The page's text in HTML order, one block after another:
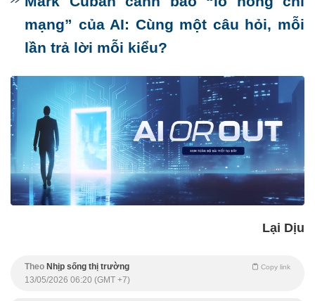
mạng” của AI: Cùng một câu hỏi, mỗi
lần trả lời mỗi kiểu?
Lại Dịu
Theo Nhịp sống thị trường Copy link
13/05/2026 06:20 (GMT +7)